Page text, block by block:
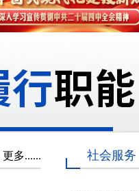
更多...... 社会服务